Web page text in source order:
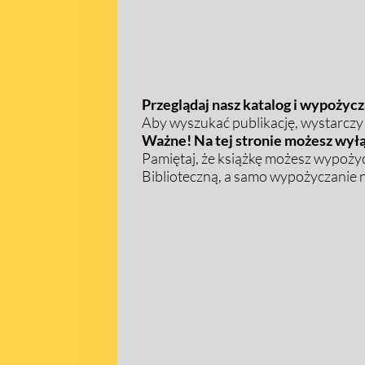
Przeglądaj nasz katalog i
Aby wyszukać publikację,
Ważne! Na tej stronie możesz
Pamiętaj, że książkę możesz
Biblioteczną, a samo wypożyczanie